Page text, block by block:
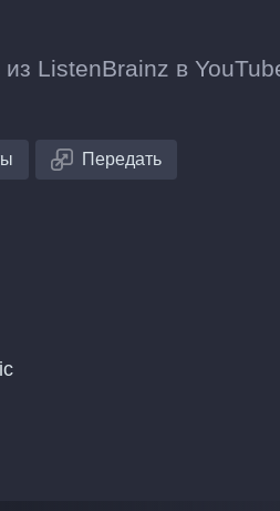
ListenBrainz в
Передать